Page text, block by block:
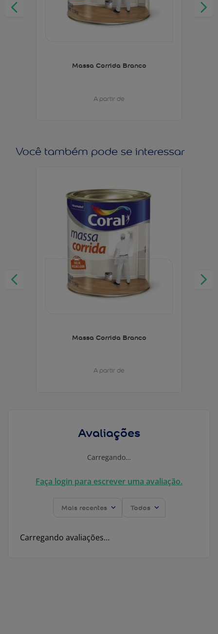
Massa Corrida Branco
A partir de
Você também pode se interessar
Massa Corrida Branco
A partir de
Avaliações
Carregando…
Faça login para escrever uma avaliação.
Mais recentes Todos
Carregando avaliações…